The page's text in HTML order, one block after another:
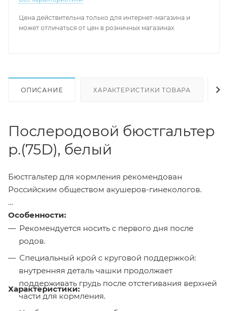
Цена действительна только для интернет-магазина и
может отличаться от цен в розничных магазинах
ОПИСАНИЕ ХАРАКТЕРИСТИКИ ТОВАРА
Послеродовой бюстгальтер
р.(75D), белый
Бюстгальтер для кормления рекомендован
Российским обществом акушеров-гинекологов.
Особенности:
Рекомендуется носить с первого дня после
родов.
Специальный крой с круговой поддержкой:
внутренняя деталь чашки продолжает
поддерживать грудь после отстегивания верхней
части для кормления.
Характеристики: